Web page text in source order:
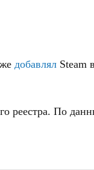
добавлял Steam
реестра. По